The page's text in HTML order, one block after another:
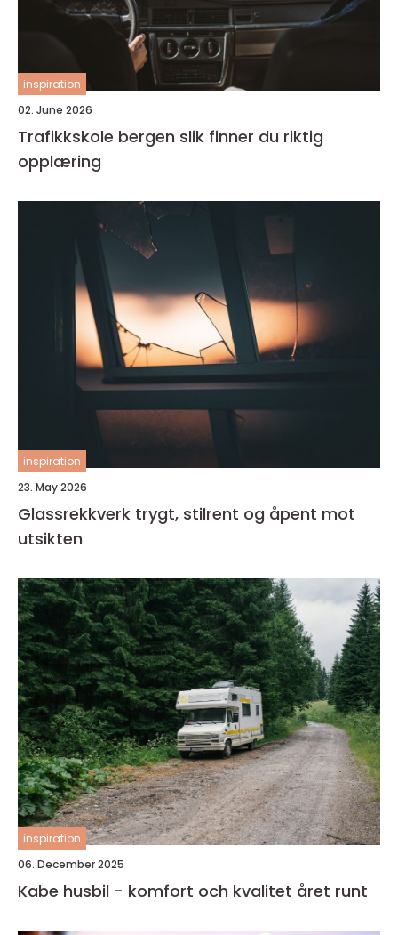
inspiration
02. June 2026
Trafikkskole bergen slik finner du riktig
opplæring
inspiration
23. May 2026
Glassrekkverk trygt, stilrent og åpent mot
utsikten
inspiration
06. December 2025
Kabe husbil - komfort och kvalitet året runt